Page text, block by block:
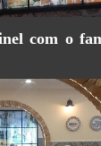
com o